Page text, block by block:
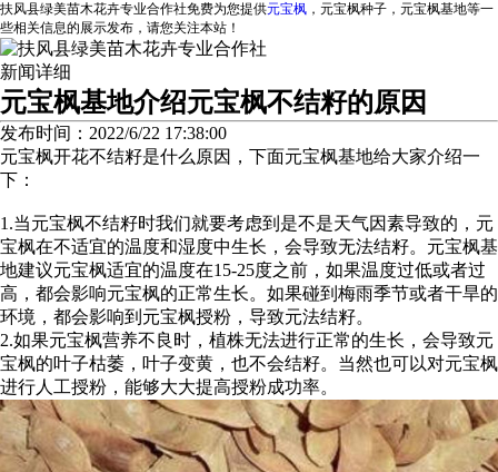
扶风县绿美苗木花卉专业合作社免费为您提供元宝枫 ，元宝枫种子，元宝枫基地等一
些相关信息的展示发布，请您关注本站！
新闻详细
元宝枫基地介绍元宝枫不结籽的原因
发布时间：2022/6/22 17:38:00
元宝枫开花不结籽是什么原因，下面元宝枫基地给大家介绍一
下：
1.当元宝枫不结籽时我们就要考虑到是不是天气因素导致的，元
宝枫在不适宜的温度和湿度中生长，会导致无法结籽。元宝枫基
地建议元宝枫适宜的温度在15-25度之前，如果温度过低或者过
高，都会影响元宝枫的正常生长。如果碰到梅雨季节或者干旱的
环境，都会影响到元宝枫授粉，导致元法结籽。
2.如果元宝枫营养不良时，植株无法进行正常的生长，会导致元
宝枫的叶子枯萎，叶子变黄，也不会结籽。当然也可以对元宝枫
进行人工授粉，能够大大提高授粉成功率。